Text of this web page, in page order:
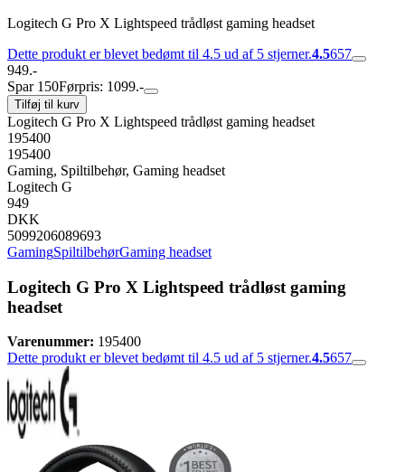
Logitech G Pro X Lightspeed trådløst gaming headset
Dette produkt er blevet bedømt til 4.5 ud af 5 stjerner.4.5657
949.-
Spar 150Førpris: 1099.-
Tilføj til kurv
Logitech G Pro X Lightspeed trådløst gaming headset
195400
195400
Gaming, Spiltilbehør, Gaming headset
Logitech G
949
DKK
5099206089693
GamingSpiltilbehørGaming headset
Logitech G Pro X Lightspeed trådløst gaming
headset
Varenummer: 195400
Dette produkt er blevet bedømt til 4.5 ud af 5 stjerner.4.5657